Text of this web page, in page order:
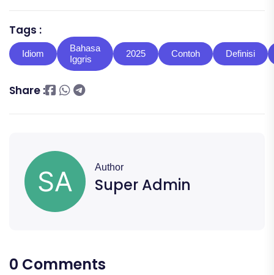
Tags :
Idiom
Bahasa
Iggris
2025 Contoh Definisi
Share :
Author
Super Admin
0 Comments